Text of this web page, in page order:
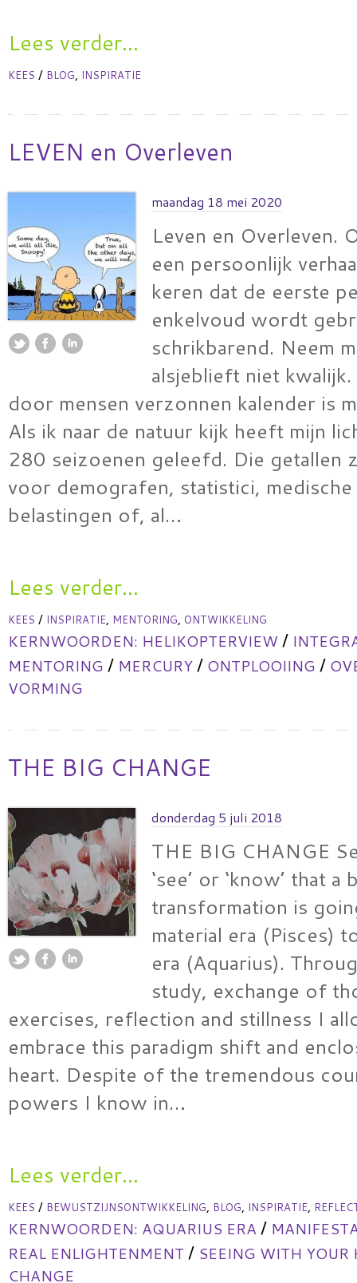
Lees verder...
KEES / BLOG, INSPIRATIE
LEVEN en Overleven
maandag 18 mei 2020
Leven en Overleven.
een persoonlijk
keren dat de eerste
enkelvoud wordt
schrikbarend. Neem
alsjeblieft niet
door mensen verzonnen kalender is
Als ik naar de natuur kijk heeft mijn
280 seizoenen geleefd. Die getallen
voor demografen, statistici,
belastingen of, al…
Lees verder...
KEES / INSPIRATIE, MENTORING, ONTWIKKELING
KERNWOORDEN: HELIKOPTERVIEW/
MENTORING / MERCURY/ ONTPLOOIING /
VORMING
THE BIG CHANGE
donderdag 5 juli 2018
THE BIG CHANGE
‘see’ or ‘know’ that a
transformation is
material era (Pisces)
era (Aquarius).
study, exchange of
exercises, reflection and stillness I
embrace this paradigm shift and
heart. Despite of the tremendous
powers I know in…
Lees verder...
KEES / BEWUSTZIJNSONTWIKKELING, BLOG, INSPIRATIE,
KERNWOORDEN: AQUARIUS ERA /
REAL ENLIGHTENMENT / SEEING WITH YOUR
CHANGE